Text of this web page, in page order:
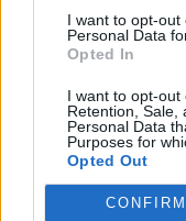
I want to opt-
Personal Data
Opted In
I want to opt-out
Retention, Sale,
Personal Data
Purposes for
Opted Out
CONFIRM
13.
A